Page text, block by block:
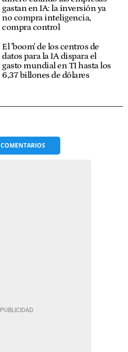
gastan en IA: la inversión ya
no compra inteligencia,
compra control
El 'boom' de los centros de
datos para la IA dispara el
gasto mundial en TI hasta los
6,37 billones de dólares
COMENTARIOS